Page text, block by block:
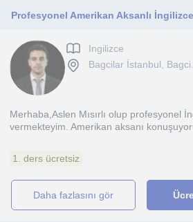
Ingilizce
Bagcilar İstanbul,
Merhaba,Aslen Mısırlı olup profesyonel
vermekteyim. Amerikan aksanı
1. ders ücretsiz
daha fazlasını gör